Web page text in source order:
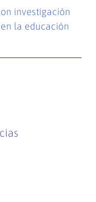
investigación
la educación